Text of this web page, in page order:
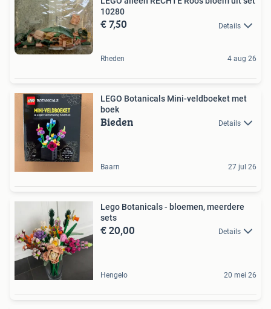
10280
€ 7,50 Details
Rheden 4 aug 26
LEGO Botanicals Mini-veldboeket met
boek
Bieden Details
Baarn 27 jul 26
Lego Botanicals - bloemen, meerdere
sets
€ 20,00 Details
Hengelo 20 mei 26